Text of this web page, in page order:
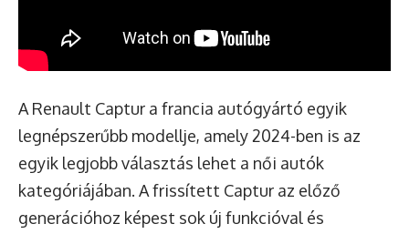
A Renault Captur a francia autógyártó egyik
legnépszerűbb modellje, amely 2024-ben is az
egyik legjobb választás lehet a női autók
kategóriájában. A frissített Captur az előző
generációhoz képest sok új funkcióval és